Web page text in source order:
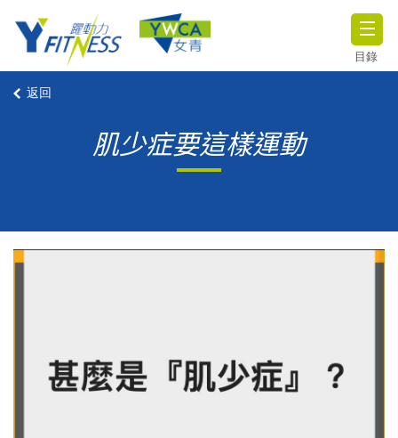
目錄
返回
肌少症要這樣運動